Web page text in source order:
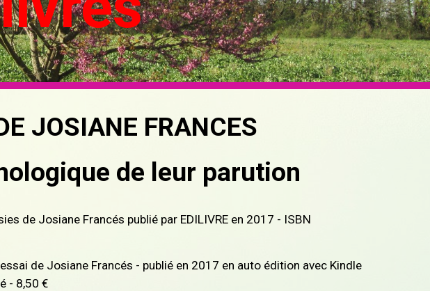
JOSIANE FRANCES
de leur parution
de Josiane Francés publié par EDILIVRE en 2017 - ISBN
de Josiane Francés - publié en 2017 en auto édition avec Kindle
- 8,50 €